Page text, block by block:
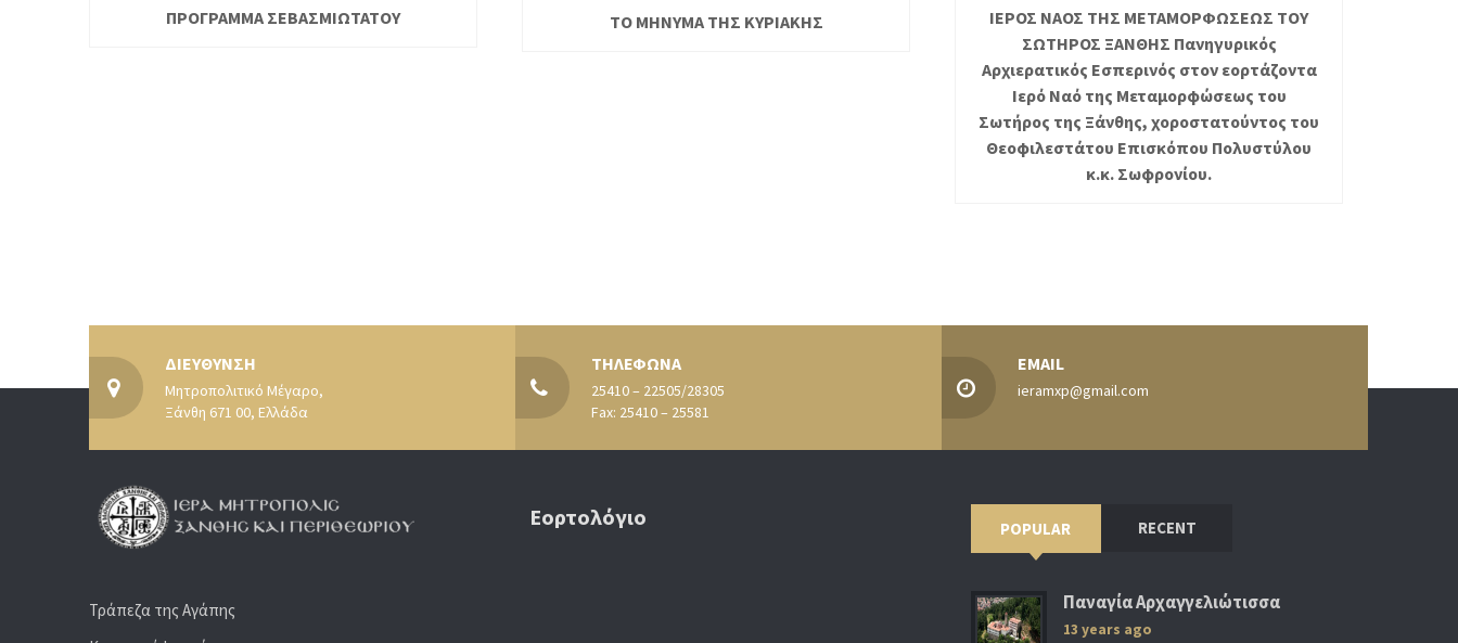
ΠΡΟΓΡΑΜΜΑ ΣΕΒΑΣΜΙΩΤΑΤΟΥ ΤΟ ΜΗΝΥΜΑ ΤΗΣ ΚΥΡΙΑΚΗΣ
ΙΕΡΟΣ ΝΑΟΣ ΤΗΣ ΜΕΤΑΜΟΡΦΩΣΕΩΣ ΤΟΥ
ΣΩΤΗΡΟΣ ΞΑΝΘΗΣ Πανηγυρικός
Αρχιερατικός Εσπερινός στον εορτάζοντα
Ιερό Ναό της Μεταμορφώσεως του
Σωτήρος της Ξάνθης, χοροστατούντος του
Θεοφιλεστάτου Επισκόπου Πολυστύλου
κ.κ. Σωφρονίου.
ΔΙΕΥΘΥΝΣΗ
Μητροπολιτικό Μέγαρο,
Ξάνθη 671 00, Ελλάδα
ΤΗΛΕΦΩΝΑ
25410 – 22505/28305
Fax: 25410 – 25581
EMAIL
ieramxp@gmail.com
Τράπεζα της Αγάπης
Εορτολόγιο POPULAR RECENT
Παναγία Αρχαγγελιώτισσα
13 years ago